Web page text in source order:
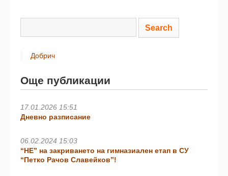
Добрич
Още публикации
17.01.2026 15:51
Дневно разписание
06.02.2024 15:03
“НЕ” на закриването на гимназиален етап в СУ
“Петко Рачов Славейков”!